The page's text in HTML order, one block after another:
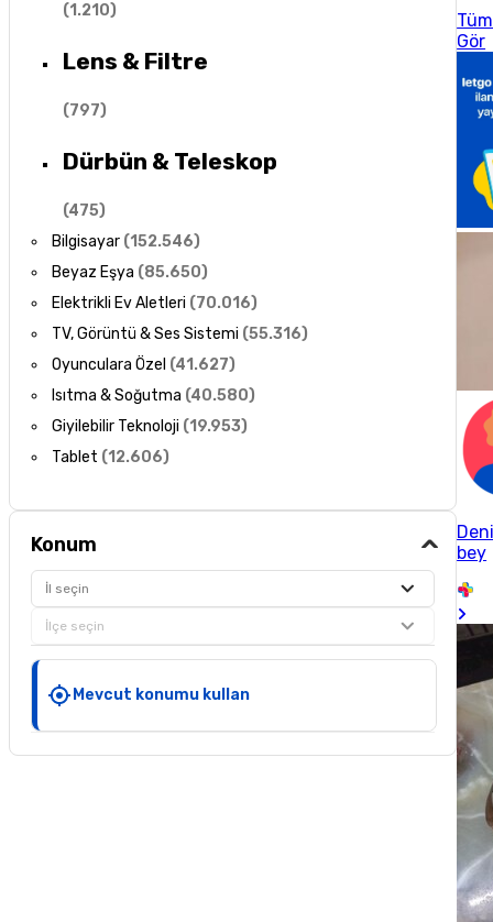
(1.210)
Lens & Filtre
(797)
Dürbün & Teleskop
(475)
Bilgisayar (152.546)
Beyaz Eşya (85.650)
Elektrikli Ev Aletleri (70.016)
TV, Görüntü & Ses Sistemi (55.316)
Oyunculara Özel (41.627)
Isıtma & Soğutma (40.580)
Giyilebilir Teknoloji (19.953)
Tablet (12.606)
Konum
İl seçin
İlçe seçin
Mevcut konumu kullan
Gör
bey